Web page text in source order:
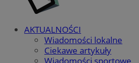
AKTUALNOŚCI
Wiadomości lokalne
Ciekawe artykuły